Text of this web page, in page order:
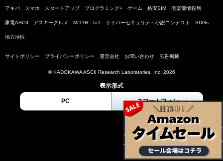
アキバ スマホ スタートアップ プログラミング+ ゲーム 格安SIM 倶楽部情報局
家電ASCII アスキーグルメ MITTR IoT サイバーセキュリティ小説コンテスト SDGs
地方活性
サイトポリシー プライバシーポリシー 運営会社 お問い合わせ 広告掲載
© KADOKAWA ASCII Research Laboratories, Inc. 2026
表示形式
PC スマートフォン